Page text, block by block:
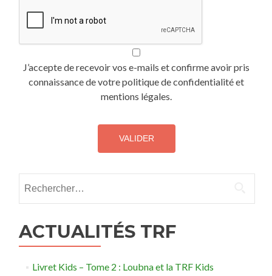
J’accepte de recevoir vos e-mails et confirme avoir pris
connaissance de votre politique de confidentialité et
mentions légales.
ACTUALITÉS TRF
Livret Kids – Tome 2 : Loubna et la TRF Kids